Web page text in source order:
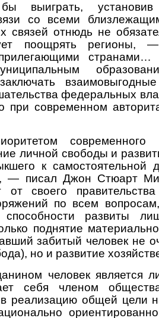
выиграть, установив
со всеми
связей отнюдь не
поощрять
странами…
федеральных
при современном
современного
личной свободы и
к самостоятельной
— писал Джон Стюарт
от своего правительства
по всем
развиты
поднятие
забитый человек не
но и развитие
человек является
себя членом
реализацию общей цели